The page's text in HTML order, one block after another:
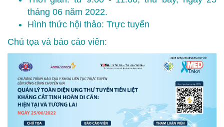
tháng 06 năm 2022.
Hình thức hội thảo: Trực tuyến
Chủ tọa và báo cáo viên: